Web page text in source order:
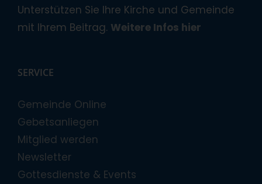
Unterstützen Sie Ihre Kirche und Gemeinde
mit Ihrem Beitrag. Weitere Infos hier
SERVICE
Gemeinde Online
Gebetsanliegen
Mitglied werden
Newsletter
Gottesdienste & Events